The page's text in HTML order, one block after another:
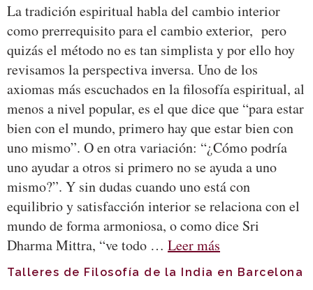
La tradición espiritual habla del cambio interior
como prerrequisito para el cambio exterior, pero
quizás el método no es tan simplista y por ello hoy
revisamos la perspectiva inversa. Uno de los
axiomas más escuchados en la filosofía espiritual, al
menos a nivel popular, es el que dice que “para estar
bien con el mundo, primero hay que estar bien con
uno mismo”. O en otra variación: “¿Cómo podría
uno ayudar a otros si primero no se ayuda a uno
mismo?”. Y sin dudas cuando uno está con
equilibrio y satisfacción interior se relaciona con el
mundo de forma armoniosa, o como dice Sri
Dharma Mittra, “ve todo … Leer más
Talleres de Filosofía de la India en Barcelona